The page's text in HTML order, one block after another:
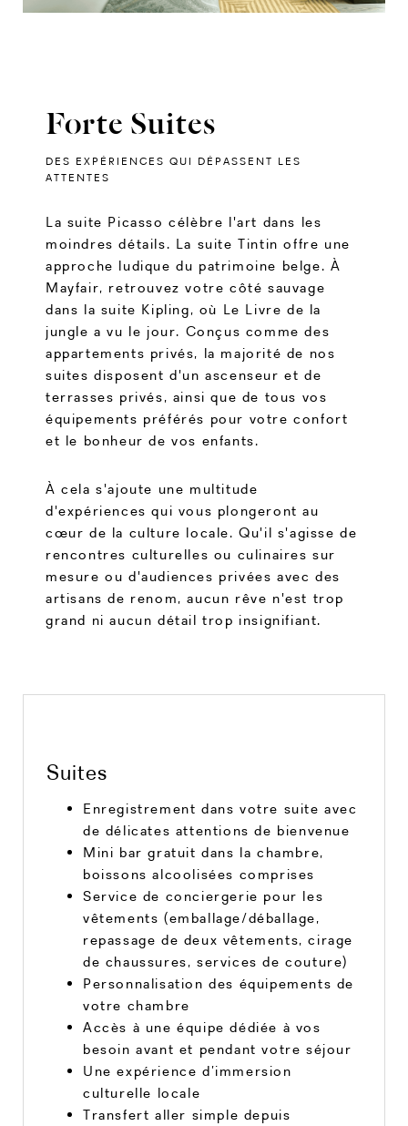
Forte Suites
DES EXPÉRIENCES QUI DÉPASSENT LES
ATTENTES
La suite Picasso célèbre l'art dans les
moindres détails. La suite Tintin offre une
approche ludique du patrimoine belge. À
Mayfair, retrouvez votre côté sauvage
dans la suite Kipling, où Le Livre de la
jungle a vu le jour. Conçus comme des
appartements privés, la majorité de nos
suites disposent d'un ascenseur et de
terrasses privés, ainsi que de tous vos
équipements préférés pour votre confort
et le bonheur de vos enfants.
À cela s'ajoute une multitude
d'expériences qui vous plongeront au
cœur de la culture locale. Qu'il s'agisse de
rencontres culturelles ou culinaires sur
mesure ou d'audiences privées avec des
artisans de renom, aucun rêve n'est trop
grand ni aucun détail trop insignifiant.
Suites
Enregistrement dans votre suite avec
de délicates attentions de bienvenue
Mini bar gratuit dans la chambre,
boissons alcoolisées comprises
Service de conciergerie pour les
vêtements (emballage/déballage,
repassage de deux vêtements, cirage
de chaussures, services de couture)
Personnalisation des équipements de
votre chambre
Accès à une équipe dédiée à vos
besoin avant et pendant votre séjour
Une expérience d’immersion
culturelle locale
Transfert aller simple depuis